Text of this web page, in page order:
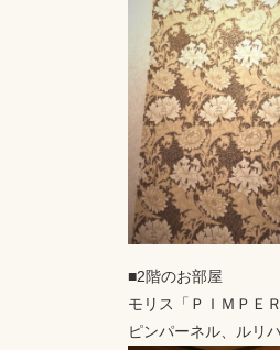
■2階のお部屋
モリス「ＰＩＭＰＥ
ピンパーネル、ルリ